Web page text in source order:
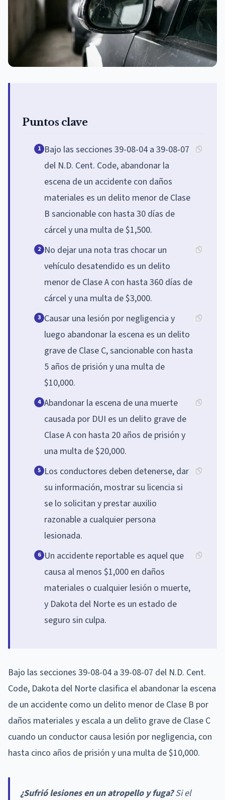
Puntos clave
1 Bajo las secciones 39-08-04 a 39-08-07
del N.D. Cent. Code, abandonar la
escena de un accidente con daños
materiales es un delito menor de Clase
B sancionable con hasta 30 días de
cárcel y una multa de $1,500.
2 No dejar una nota tras chocar un
vehículo desatendido es un delito
menor de Clase A con hasta 360 días de
cárcel y una multa de $3,000.
3 Causar una lesión por negligencia y
luego abandonar la escena es un delito
grave de Clase C, sancionable con hasta
5 años de prisión y una multa de
$10,000.
4 Abandonar la escena de una muerte
causada por DUI es un delito grave de
Clase A con hasta 20 años de prisión y
una multa de $20,000.
5 Los conductores deben detenerse, dar
su información, mostrar su licencia si
se lo solicitan y prestar auxilio
razonable a cualquier persona
lesionada.
6 Un accidente reportable es aquel que
causa al menos $1,000 en daños
materiales o cualquier lesión o muerte,
y Dakota del Norte es un estado de
seguro sin culpa.
Bajo las secciones 39-08-04 a 39-08-07 del N.D. Cent.
Code, Dakota del Norte clasifica el abandonar la escena
de un accidente como un delito menor de Clase B por
daños materiales y escala a un delito grave de Clase C
cuando un conductor causa lesión por negligencia, con
hasta cinco años de prisión y una multa de $10,000.
¿Sufrió lesiones en un atropello y fuga?Si el